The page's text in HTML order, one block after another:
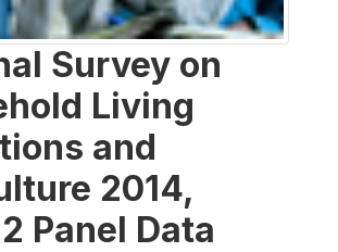
Survey on
Living
and
2014,
Panel Data